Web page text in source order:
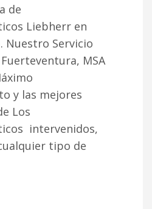
de
Liebherr en
Nuestro Servicio
MSA
y las mejores
Los
intervenidos,
tipo de